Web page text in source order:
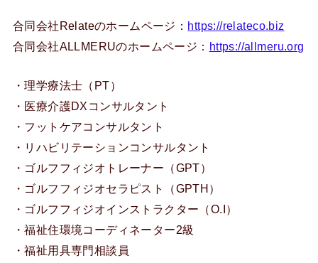
合同会社Relateのホームページ： https://relateco.biz
合同会社ALLMERUのホームページ： https://allmeru.org
・理学療法士（PT）
・医療介護DXコンサルタント
・フットケアコンサルタント
・リハビリテーションコンサルタント
・ゴルフフィジオトレーナー（GPT）
・ゴルフフィジオセラピスト（GPTH）
・ゴルフフィジオインストラクター（O.I）
・福祉住環境コーディネーター2級
・福祉用具専門相談員